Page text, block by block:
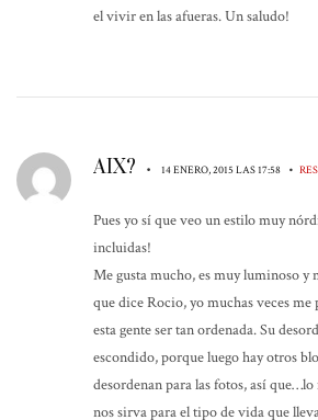
el vivir en las afueras. Un saludo!
AIX? • 14 ENERO, 2015 LAS 17:58 •
Pues yo sí que veo un estilo muy
incluidas!
Me gusta mucho, es muy luminoso
que dice Rocio, yo muchas veces
esta gente ser tan ordenada. Su
escondido, porque luego hay otros
desordenan para las fotos, así
nos sirva para el tipo de vida que